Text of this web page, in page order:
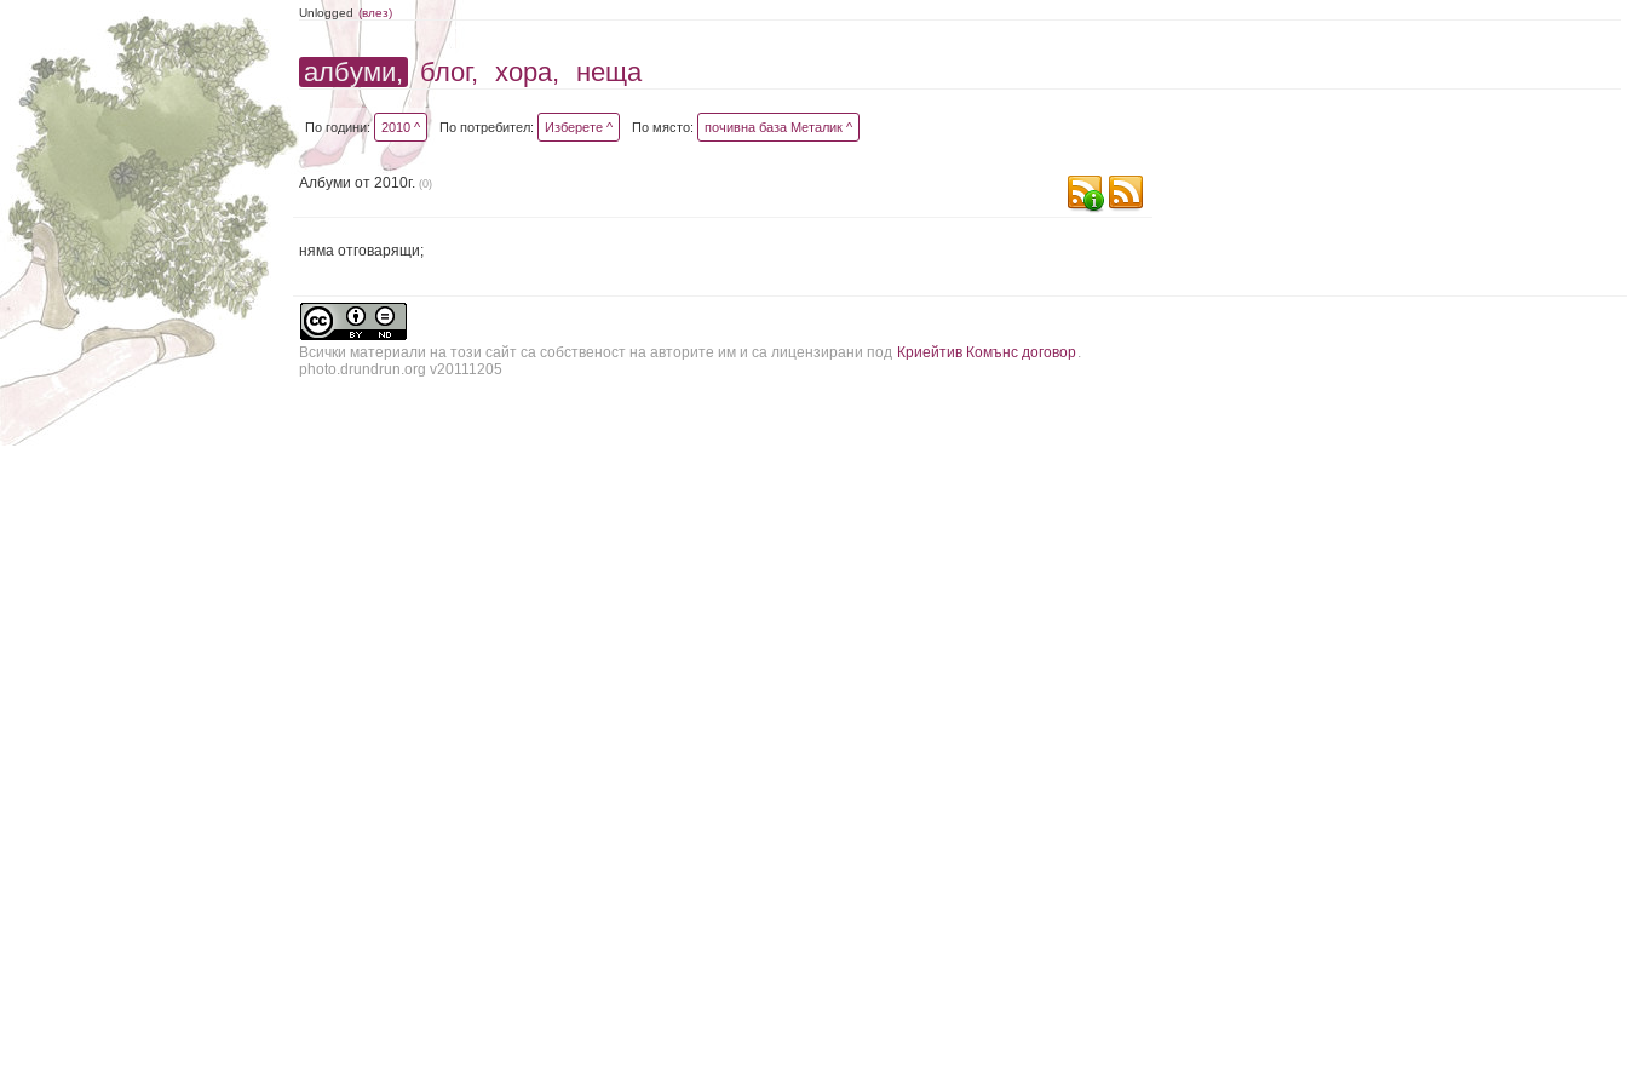
Unlogged (влез)
албуми, блог, хора, неща
По години: 2010 ^ По потребител: Изберете ^ По място: почивна база Металик ^
Албуми от 2010г. (0)
няма отговарящи;
Всички материали на този сайт са собственост на авторите им и са лицензирани под Криейтив Комънс договор.
photo.drundrun.org v20111205